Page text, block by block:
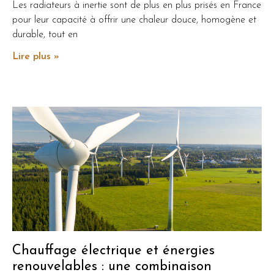
Les radiateurs à inertie sont de plus en plus prisés en France
pour leur capacité à offrir une chaleur douce, homogène et
durable, tout en
Lire plus »
Chauffage électrique et énergies
renouvelables : une combinaison